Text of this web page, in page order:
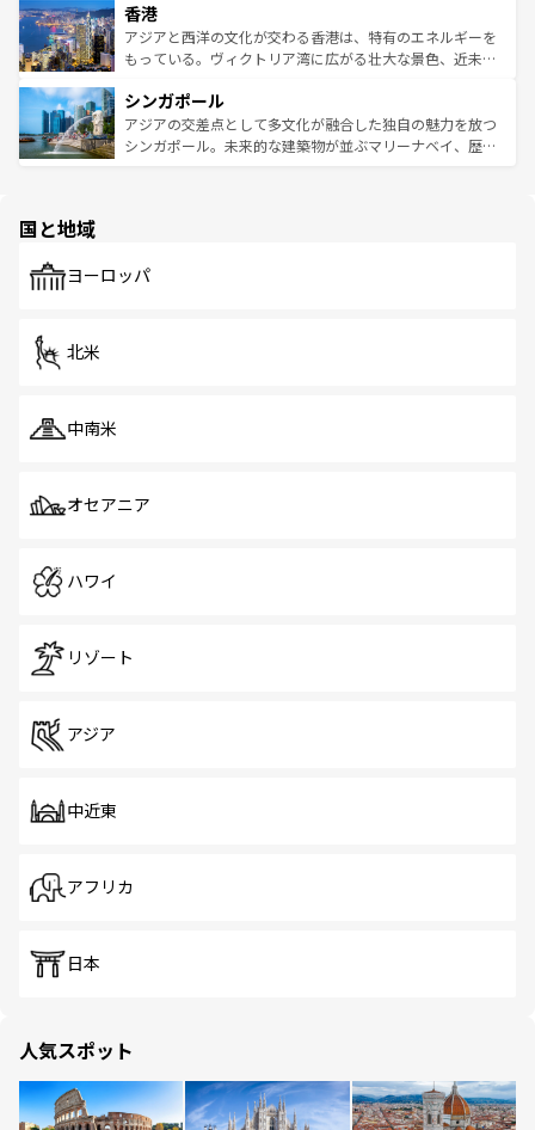
とつ。フォーやバインミー、ベトナムコーヒーなどは、ぜ
ひ現地で味わいたい。どの地域を訪れてもあたたかい人々
が旅行者を迎えてくれるので、きっと忘れられない旅にな
参照してほしい。
の活気が交差している。北部ではチェンマイなどの山岳地
帯で自然と触れ合い、南部ではプーケットやクラビの美し
いビーチでリゾート気分を楽しむことができる。タイ料理
激する。気候は一年中温暖で、どの季節にも異なる楽しみ
が待っている。親しみやすいタイの人々、仏教を中心とし
た文化、そして多様な観光資源が、訪れる旅人を魅了し続
香港
アジアと西洋の文化が交わる香港は、特有のエネルギーを
もっている。ヴィクトリア湾に広がる壮大な景色、近未来
み、どこを訪れても感動するはず。観光スポットが密集し
ており、効率よく見どころを回れるのも魅力。息をのむよ
うな絶景から文化的な体験まで、香港を存分に楽しみ尽く
シンガポール
アジアの交差点として多文化が融合した独自の魅力を放つ
シンガポール。未来的な建築物が並ぶマリーナベイ、歴史
で、ホーカーズは地元の風情を楽しめる外せないスポット
国と地域
ヨーロッパ
北米
中南米
オセアニア
ハワイ
リゾート
アジア
中近東
アフリカ
日本
人気スポット